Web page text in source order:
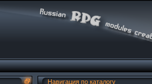
Навигация по каталогу